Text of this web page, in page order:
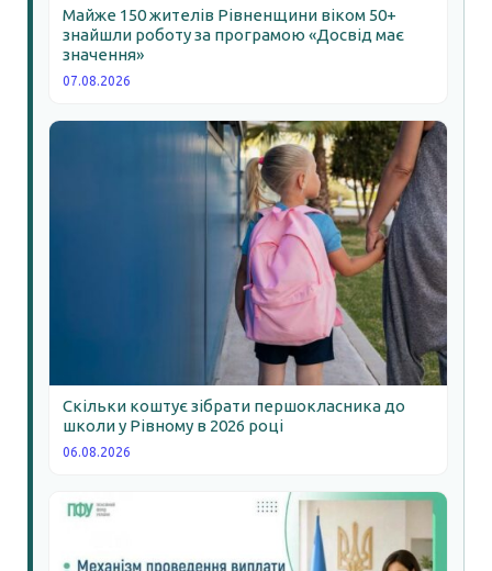
Майже 150 жителів Рівненщини віком 50+
знайшли роботу за програмою «Досвід має
значення»
07.08.2026
Скільки коштує зібрати першокласника до
школи у Рівному в 2026 році
06.08.2026